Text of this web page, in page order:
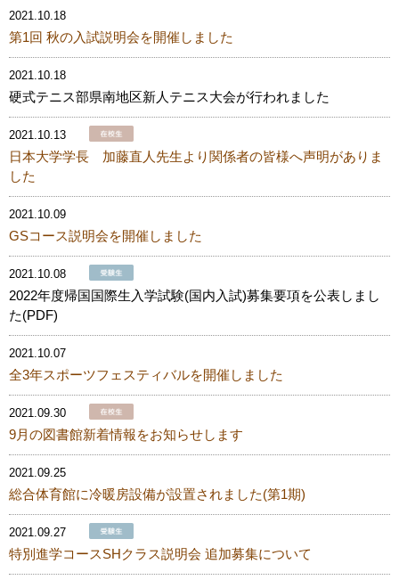
2021.10.18
第1回 秋の入試説明会を開催しました
2021.10.18
硬式テニス部県南地区新人テニス大会が行われました
2021.10.13
日本大学学長 加藤直人先生より関係者の皆様へ声明がありま
した
2021.10.09
GSコース説明会を開催しました
2021.10.08
2022年度帰国国際生入学試験(国内入試)募集要項を公表しまし
た(PDF)
2021.10.07
全3年スポーツフェスティバルを開催しました
2021.09.30
9月の図書館新着情報をお知らせします
2021.09.25
総合体育館に冷暖房設備が設置されました(第1期)
2021.09.27
特別進学コースSHクラス説明会 追加募集について